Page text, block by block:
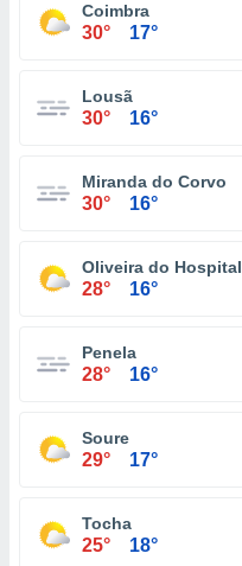
Coimbra
30° 17°
Lousã
30° 16°
Miranda do Corvo
30° 16°
Oliveira do Hospital
28° 16°
Penela
28° 16°
Soure
29° 17°
Tocha
25° 18°